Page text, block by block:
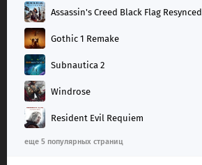
Assassin's Creed Black Flag Resynced
Gothic 1 Remake
Subnautica 2
Windrose
Resident Evil Requiem
еще 5 популярных страниц